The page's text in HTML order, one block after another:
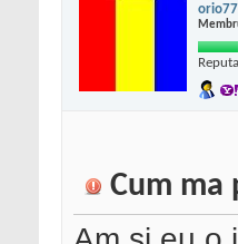
Cum ma